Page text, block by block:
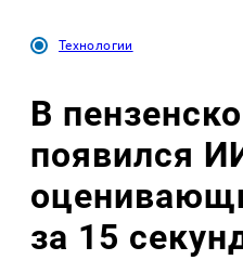
Технологии
В
появился
за 15